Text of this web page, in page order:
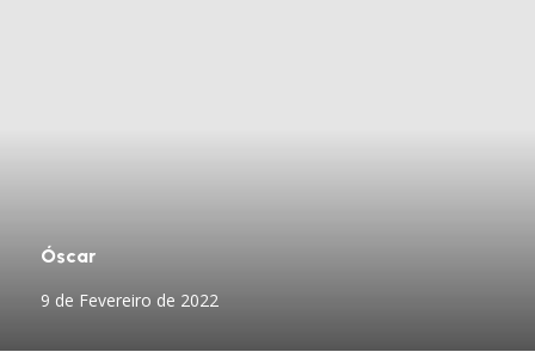
Óscar
9 de Fevereiro de 2022